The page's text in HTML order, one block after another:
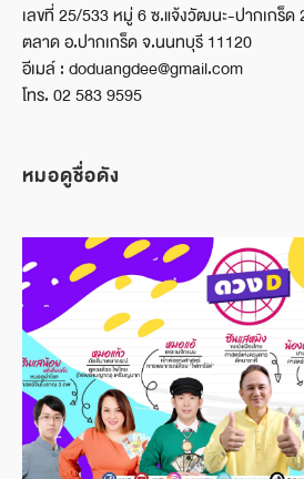
เลขที่ 25/533 หมู่ 6 ซ.แจ้งวัฒนะ-ปากเกร็ด
ตลาด อ.ปากเกร็ด จ.นนทบุรี 11120
อีเมล์ : doduangdee@gmail.com
โทร. 02 583 9595
หมอดูชื่อดัง